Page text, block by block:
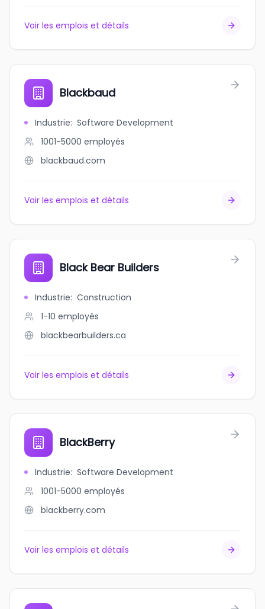
Voir les emplois et détails
Blackbaud
Industrie: Software Development
1001-5000 employés
blackbaud.com
Voir les emplois et détails
Black Bear Builders
Industrie: Construction
1-10 employés
blackbearbuilders.ca
Voir les emplois et détails
BlackBerry
Industrie: Software Development
1001-5000 employés
blackberry.com
Voir les emplois et détails